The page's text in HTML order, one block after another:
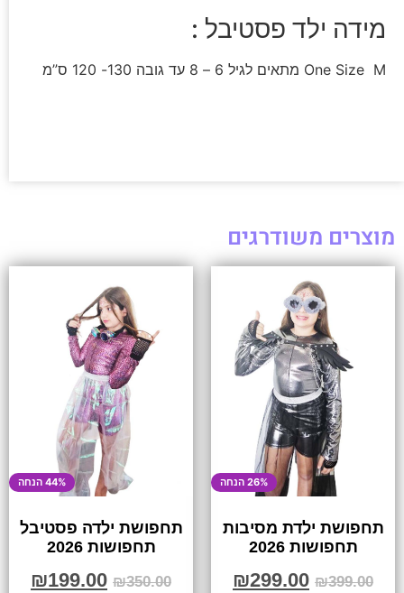
מידה ילד פסטיבל :
One Size M מתאים לגיל 6 – 8 עד גובה 130- 120 ס”מ
מוצרים משודרגים
26% הנחה
תחפושת ילדת מסיבות
תחפושות 2026
₪399.00
₪299.00
44% הנחה
תחפושת ילדה פסטיבל
תחפושות 2026
₪350.00
₪199.00